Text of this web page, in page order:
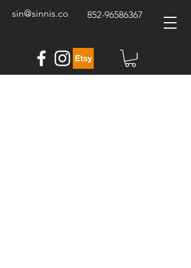
sin@sinnis.co 852-96586367